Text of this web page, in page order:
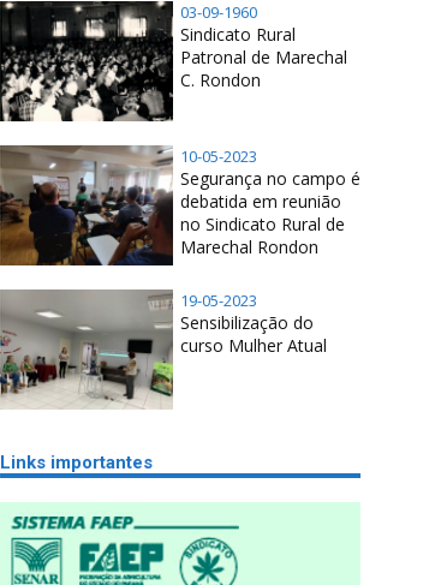
03-09-1960
Sindicato Rural
Patronal de Marechal
C. Rondon
10-05-2023
Segurança no campo é
debatida em reunião
no Sindicato Rural de
Marechal Rondon
19-05-2023
Sensibilização do
curso Mulher Atual
Links importantes